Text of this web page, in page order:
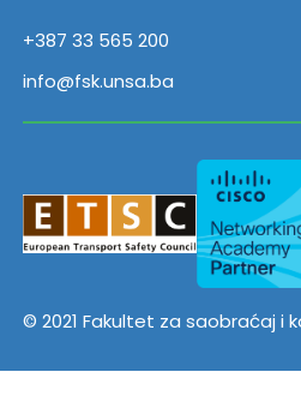
+387 33 565 200
info@fsk.unsa.ba
© 2021 Fakultet za saobraćaj i